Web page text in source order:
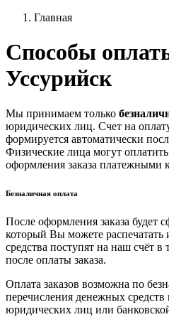
Главная
Способы
Уссурийск
Мы принимаем только
юридических лиц. Счет на
формируется автоматически
Физические лица могут
оформления заказа платежными
Безналичная оплата
После оформления заказа будет
который Вы можете
средства поступят на наш счёт в
после оплаты заказа.
Оплата заказов возможна по
перечисления денежных средств
юридических лиц или